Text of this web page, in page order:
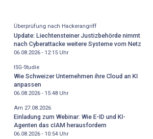
Überprüfung nach Hackerangriff
Update: Liechtensteiner Justizbehörde nimmt
nach Cyberattacke weitere Systeme vom Netz
06.08.2026 - 12:15Uhr
ISG-Studie
Wie Schweizer Unternehmen ihre Cloud an KI
anpassen
06.08.2026 - 15:48Uhr
Am 27.08.2026
Einladung zum Webinar: Wie E-ID und KI-
Agenten das cIAM herausfordern
06.08.2026 - 10:54Uhr